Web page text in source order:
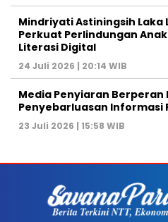
Mindriyati Astiningsih Laka
Perkuat Perlindungan
Literasi Digital
24 Juli 2026 | 20:14 WIB
Media Penyiaran Berperan
Penyebarluasan Informasi
23 Juli 2026 | 15:58 WIB